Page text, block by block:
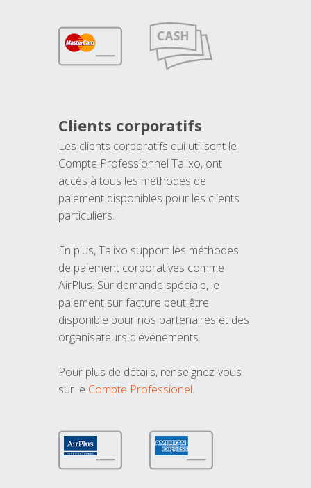
Clients corporatifs
Les clients corporatifs qui utilisent le
Compte Professionnel Talixo, ont
accès à tous les méthodes de
paiement disponibles pour les clients
particuliers.
En plus, Talixo support les méthodes
de paiement corporatives comme
AirPlus. Sur demande spéciale, le
paiement sur facture peut être
disponible pour nos partenaires et des
organisateurs d'événements.
Pour plus de détails, renseignez-vous
sur le Compte Professionel.